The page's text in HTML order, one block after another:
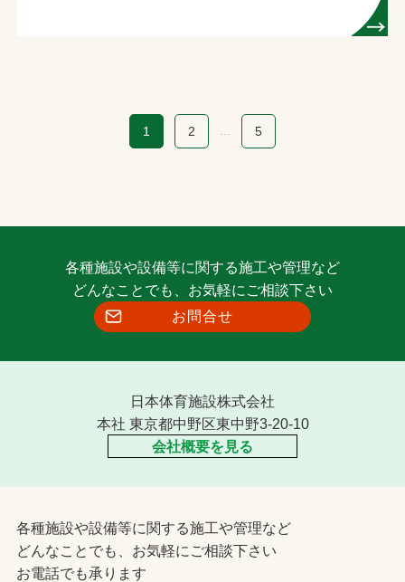
1 2 ... 5
各種施設や設備等に関する施工や管理など
どんなことでも、お気軽にご相談下さい
お問合せ
日本体育施設株式会社
本社 東京都中野区東中野3-20-10
会社概要を見る
各種施設や設備等に関する施工や管理など
どんなことでも、お気軽にご相談下さい
お電話でも承ります